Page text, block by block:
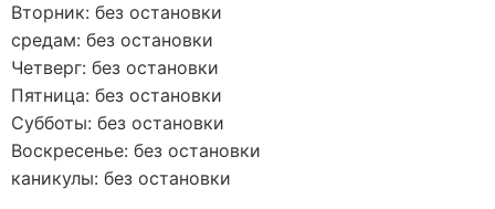
Вторник: без остановки
средам: без остановки
Четверг: без остановки
Пятница: без остановки
Субботы: без остановки
Воскресенье: без остановки
каникулы: без остановки